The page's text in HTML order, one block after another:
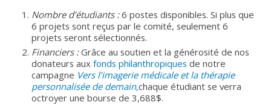
Nombre d’étudiants :6 postes disponibles. Si plus que
6 projets sont reçus par le comité, seulement 6
projets seront sélectionnés.
Financiers :Grâce au soutien et la générosité de nos
donateurs auxfonds philanthropiques de notre
campagne Vers l’imagerie médicale et la thérapie
personnalisée de demain,chaque étudiant se verra
octroyer une bourse de 3,688$.